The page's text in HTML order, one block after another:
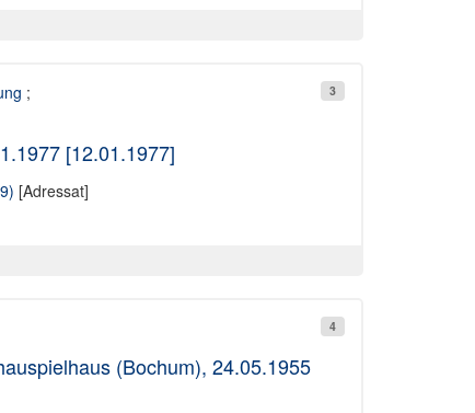
3
;
[12.01.1977]
[Adressat]
4
(Bochum), 24.05.1955